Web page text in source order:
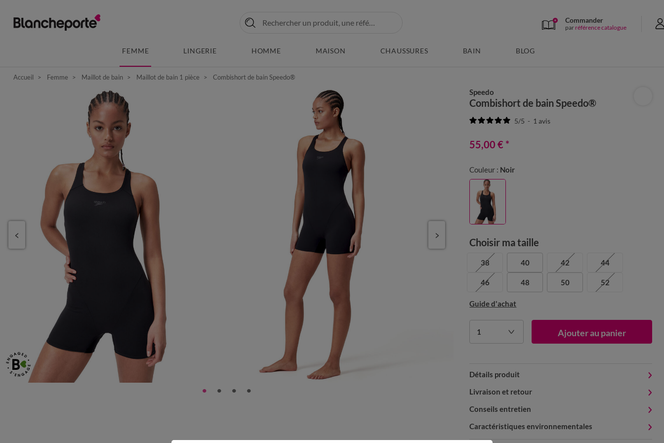
Commander
par référence catalogue
FEMME LINGERIE HOMME MAISON CHAUSSURES BAIN BLOG
Accueil Femme Maillot de bain Maillot de bain 1 pièce Combishort de bain Speedo®
Speedo
Combishort de bain Speedo®
5/5 - 1avis
55,00 € *
Couleur : Noir
Choisir ma taille
38 40 42 44
46 48 50 52
Guide d'achat
1 Ajouter au panier
Détails produit
Livraison et retour
Conseils entretien
Caractéristiques environnementales